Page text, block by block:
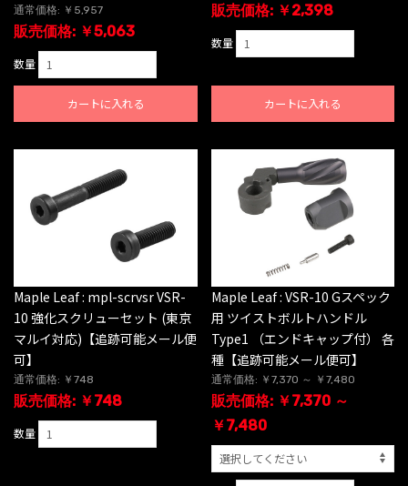
通常価格: ￥5,957
販売価格: ￥5,063
数量
カートに入れる
販売価格: ￥2,398
数量
カートに入れる
Maple Leaf : mpl-scrvsr VSR-
10 強化スクリューセット (東京
マルイ対応)【追跡可能メール便
可】
通常価格: ￥748
販売価格: ￥748
数量
Maple Leaf : VSR-10 Gスペック
用 ツイストボルトハンドル
Type1 （エンドキャップ付） 各
種【追跡可能メール便可】
通常価格: ￥7,370 ～ ￥7,480
販売価格: ￥7,370 ～
￥7,480